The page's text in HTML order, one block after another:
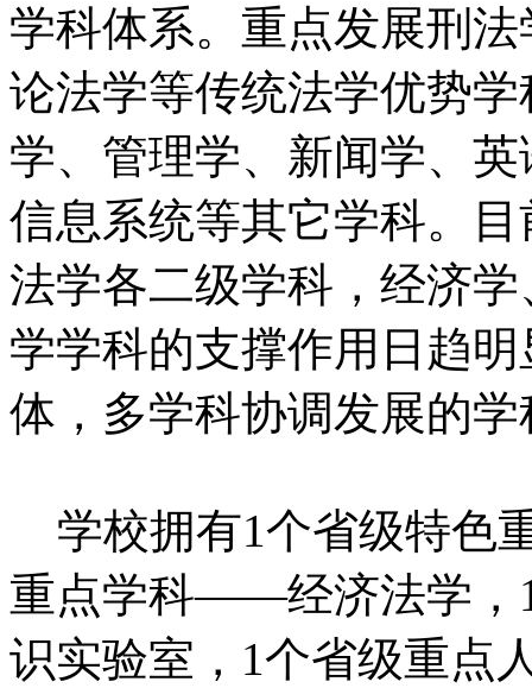
学科体系。重点发展刑
论法学等传统法学优势
学、管理学、新闻学、
信息系统等其它学科。
法学各二级学科，经济
学学科的支撑作用日趋
体，多学科协调发展的
学校拥有1个省级特色
重点学科——经济法学
识实验室，1个省级重